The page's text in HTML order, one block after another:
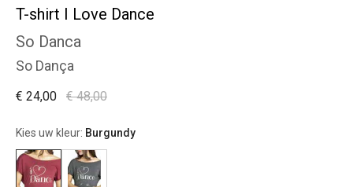
T-shirt I Love Dance
So Danca
So Dança
€ 48,00
€ 24,00
Kies uw kleur: Burgundy